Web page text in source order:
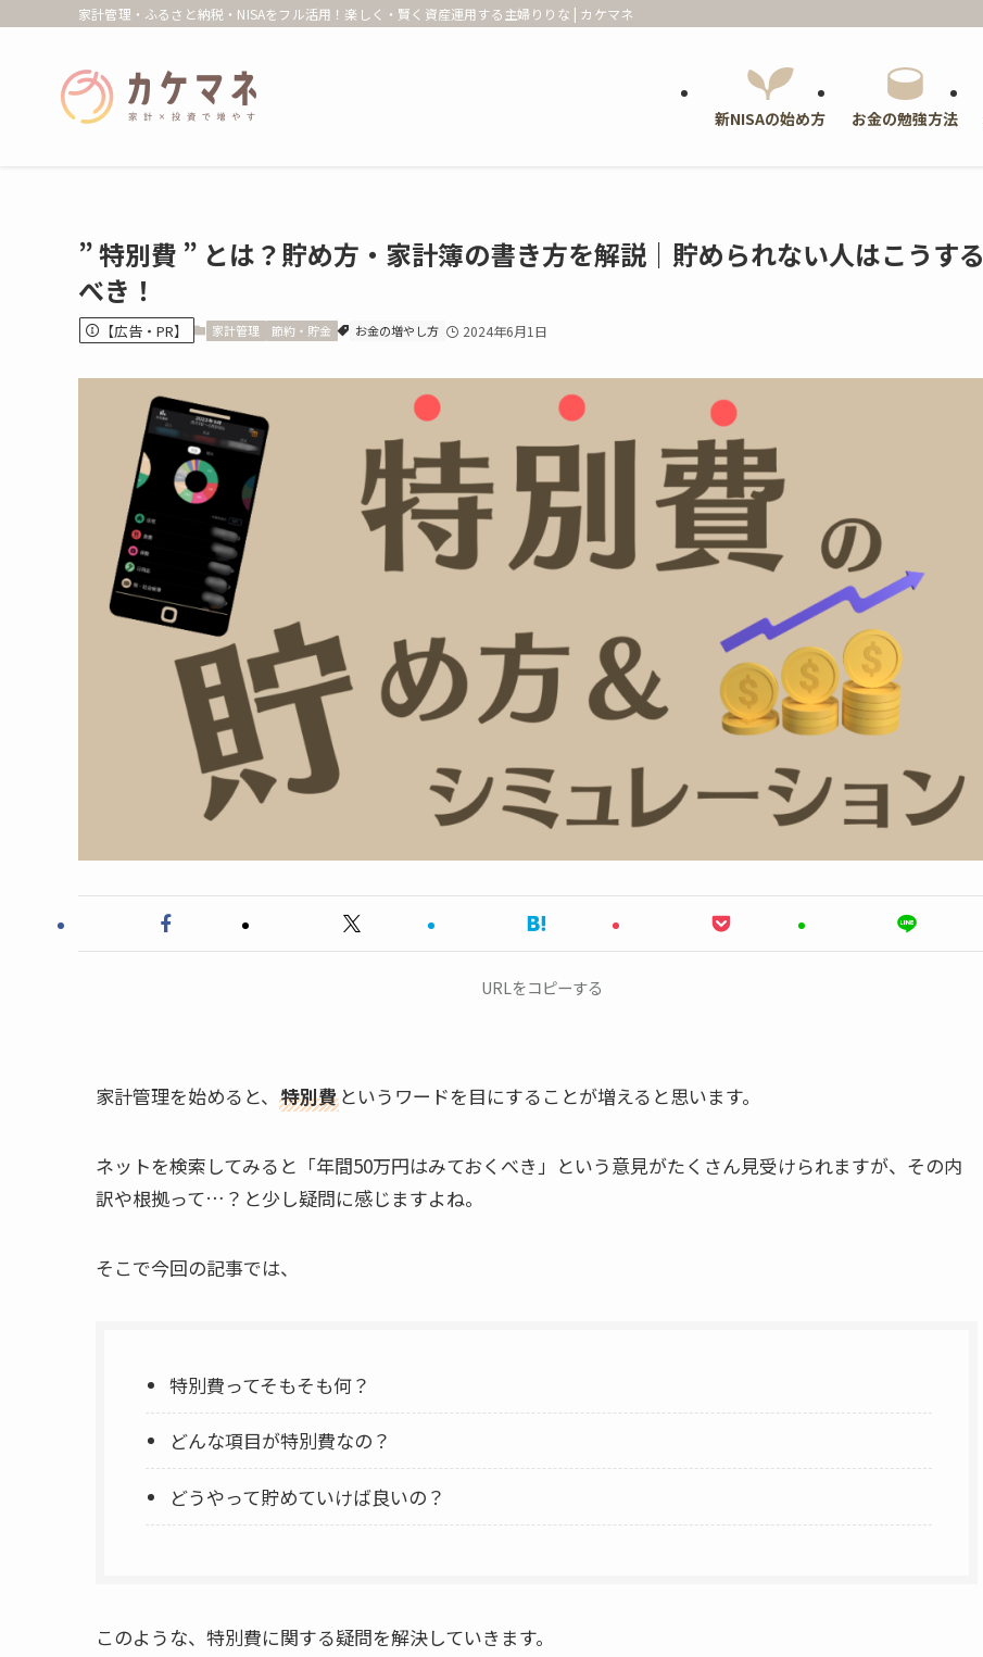
家計管理・ふるさと納税・NISAをフル活用！楽しく・賢く資産運用する主婦りりな | カケマネ
新NISAの始め方 お金の勉強方法
” 特別費 ” とは？貯め方・家計簿の書き方を解説｜貯められない人はこうする
べき！
【広告・PR】 家計管理 節約・貯金 お金の増やし方 2024年6月1日
URLをコピーする
家計管理を始めると、 特別費 というワードを目にすることが増えると思います。
ネットを検索してみると「年間50万円はみておくべき」という意見がたくさん見受けられますが、その内
訳や根拠って…？と少し疑問に感じますよね。
そこで今回の記事では、
特別費ってそもそも何？
どんな項目が特別費なの？
どうやって貯めていけば良いの？
このような、特別費に関する疑問を解決していきます。